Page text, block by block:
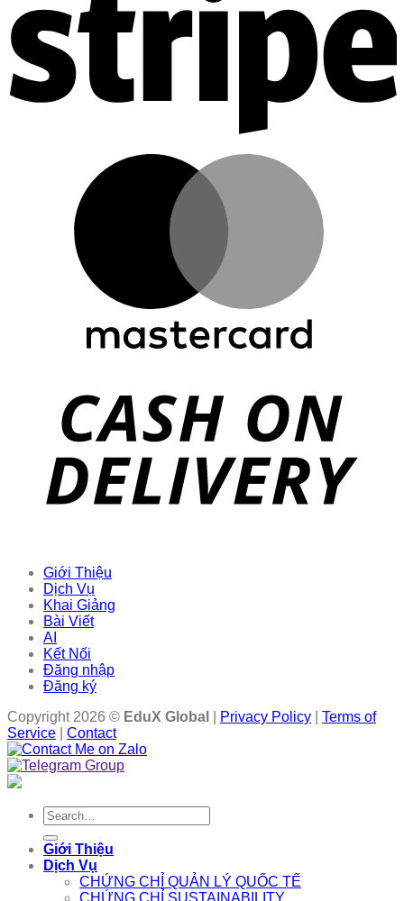
Giới Thiệu
Dịch Vụ
Khai Giảng
Bài Viết
AI
Kết Nối
Đăng nhập
Đăng ký
Copyright 2026 © EduX Global Privacy Policy
Terms of
Service
Contact
Search
for:
Giới Thiệu
Dịch Vụ
CHỨNG CHỈ QUẢN LÝ QUỐC TẾ
CHỨNG CHỈ SUSTAINABILITY